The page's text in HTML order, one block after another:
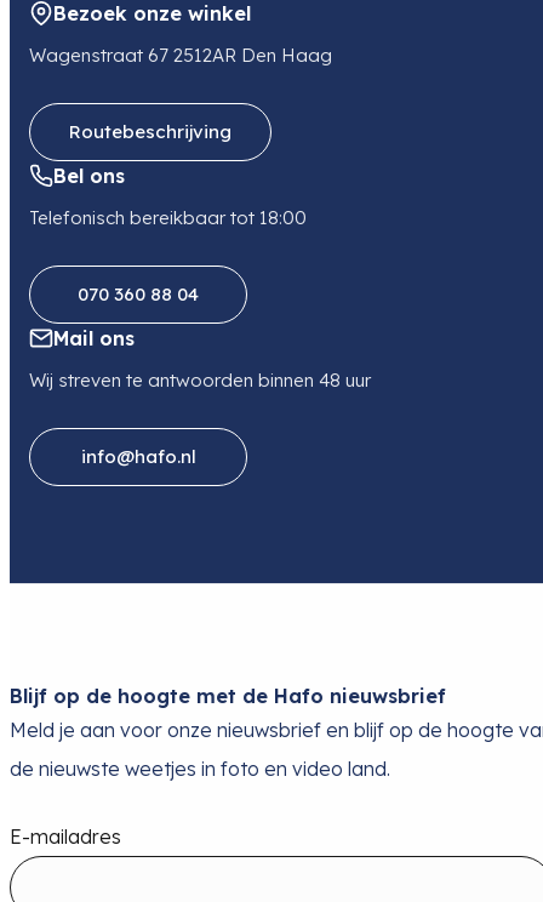
Bezoek onze winkel
Wagenstraat 67 2512AR Den Haag
Routebeschrijving
Bel ons
Telefonisch bereikbaar tot 18:00
070 360 88 04
Mail ons
Wij streven te antwoorden binnen 48 uur
info@hafo.nl
Blijf op de hoogte met de Hafo nieuwsbrief
Meld je aan voor onze nieuwsbrief en blijf op de hoogte
de nieuwste weetjes in foto en video land.
E-mailadres